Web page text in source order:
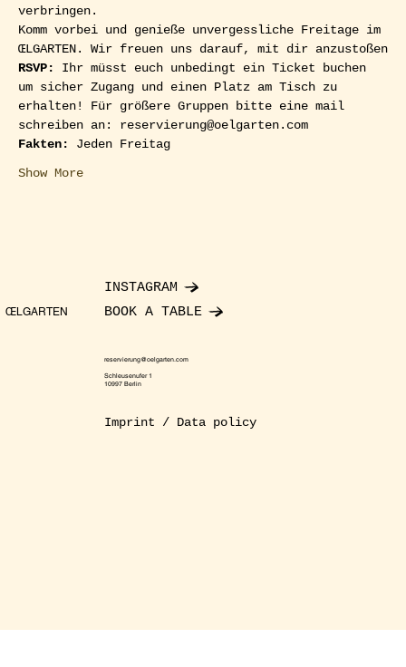
verbringen.
Komm vorbei und genieße unvergessliche Freitage im
ŒLGARTEN. Wir freuen uns darauf, mit dir anzustoßen
RSVP: Ihr müsst euch unbedingt ein Ticket buchen
um sicher Zugang und einen Platz am Tisch zu
erhalten! Für größere Gruppen bitte eine mail
schreiben an: reservierung@oelgarten.com
Fakten:
Jeden Freitag
Show More
ŒLGARTEN
INSTAGRAM
BOOK A TABLE
reservierung@oelgarten.com
Schleusenufer 1
10997 Berlin
Imprint / Data policy